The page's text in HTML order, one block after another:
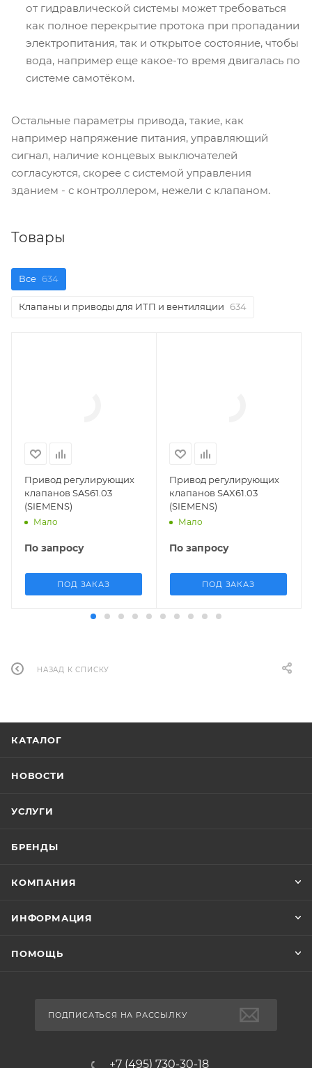
от гидравлической системы может требоваться
как полное перекрытие протока при пропадании
электропитания, так и открытое состояние, чтобы
вода, например еще какое-то время двигалась по
системе самотёком.
Остальные параметры привода, такие, как
например напряжение питания, управляющий
сигнал, наличие концевых выключателей
согласуются, скорее с системой управления
зданием - с контроллером, нежели с клапаном.
Товары
Все 634
Клапаны и приводы для ИТП и вентиляции 634
Привод регулирующих
клапанов SAS61.03
(SIEMENS)
Мало
По запросу
ПОД ЗАКАЗ
Привод регулирующих
клапанов SAX61.03
(SIEMENS)
Мало
По запросу
ПОД ЗАКАЗ
НАЗАД К СПИСКУ
КАТАЛОГ
НОВОСТИ
УСЛУГИ
БРЕНДЫ
КОМПАНИЯ
ИНФОРМАЦИЯ
ПОМОЩЬ
ПОДПИСАТЬСЯ НА РАССЫЛКУ
+7 (495) 730-30-18